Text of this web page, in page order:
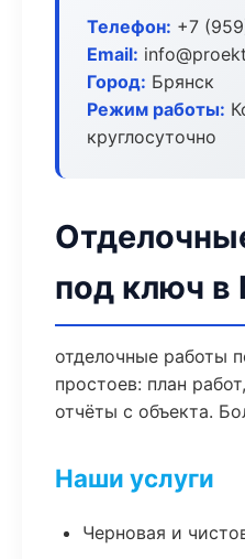
Телефон: +7
Email:
Город: Брянск
Режим работы:
круглосуточно
под ключ в
отделочные работы
простоев: план
отчёты с объекта.
Наши услуги
Черновая и